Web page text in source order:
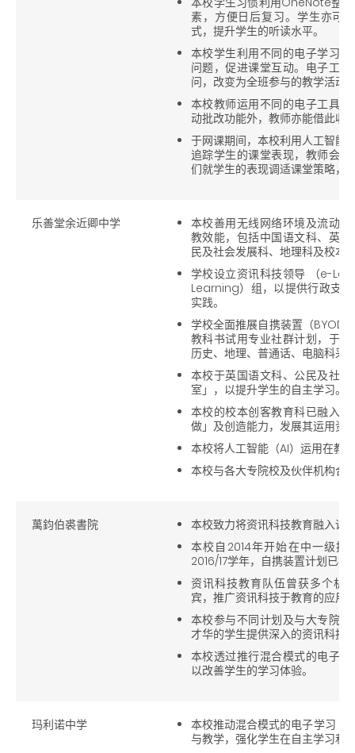
素，方便日后复习。学生亦可
式，提升学生的听读水平。
本校学生利用不同的电子学习
问题，促进课堂互动。电子工
问，改变为全班参与的教学活动
本校教师运用不同的电子工具
动批改功能外，教师亦能借此收
于网课期间，本校利用人工智
追踪学生的课堂表现，教师会
们就学生的表现调适课堂策略，
乐善堂余近卿中学
本校善用无线网络环境及流动
教效能，包括中国语文科、英
民及社会发展科、地理科及校本
学校设立资讯科技领导 （e-
Learning）组，以提供行政支
实践。
学校全面推展自携装置（BYOD
教科书试用专业社群计划，于
历史、地理、普通话、电脑科采
本校于英国语文科、公民及社
室」，以提升学生的自主学习。
本校的校本创客教育科已融入
做」及创造能力，发展其运用资
本校将人工智能（AI）运用在教
本校与各大专院校及伙伴机构合
萬鈞伯裘書院
本校致力将资讯科技教育融入课
本校自2014年开始在中一级推
2016/17学年，自携装置计划已
资讯科技教育队伍曾获多个机
宾，推广资讯科技于教育的应用
本校参与不同计划及与大专院
才华的学生提供深入的资讯科技
本校透过推行混合模式的电子
以改善学生的学习体验。
玛利诺中学
本校推动混合模式的电子学习
与教学，强化学生在自主学习和